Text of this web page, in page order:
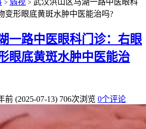
> 弱视 > 武汉洪山区马湖一路中医眼科
变形眼底黄斑水肿中医能治吗?
一路中医眼科门诊：右眼
眼底黄斑水肿中医能治
前 (2025-07-13) 706次浏览 0个评论